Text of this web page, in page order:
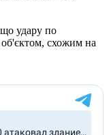
удару по
схожим на